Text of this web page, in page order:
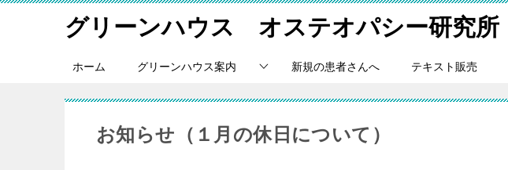
グリーンハウス オステオパシー研究所
ホーム グリーンハウス案内 新規の患者さんへ テキスト販売
お知らせ（１月の休日について）